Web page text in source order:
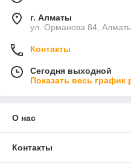
г. Алматы
ул. Орманова 84,
Контакты
Сегодня выходной
Показать весь график
О нас
Контакты